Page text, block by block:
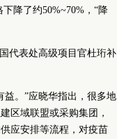
降了约50%~70%，“降
代表处高级项目官杜珩补
益。”应晓华指出，很多地
区域联盟或采购集团，
应安排等流程，对疫苗